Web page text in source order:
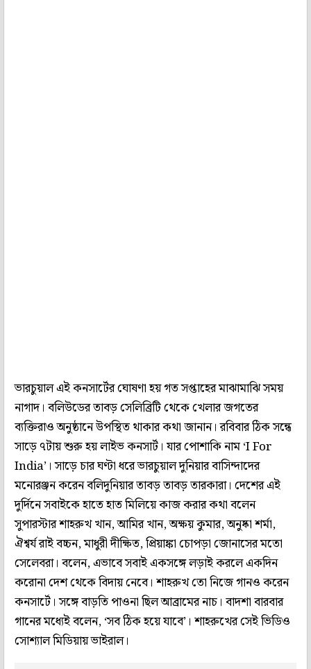
ভারচুয়াল এই কনসার্টের ঘোষণা হয় গত সপ্তাহের মাঝামাঝি সময়
নাগাদ। বলিউডের তাবড় সেলিব্রিটি থেকে খেলার জগতের
ব্যক্তিরাও অনুষ্ঠানে উপস্থিত থাকার কথা জানান। রবিবার ঠিক সন্ধে
সাড়ে ৭টায় শুরু হয় লাইভ কনসার্ট। যার পোশাকি নাম ‘I For
India’। সাড়ে চার ঘণ্টা ধরে ভারচুয়াল দুনিয়ার বাসিন্দাদের
মনোরঞ্জন করেন বলিদুনিয়ার তাবড় তাবড় তারকারা। দেশের এই
দুর্দিনে সবাইকে হাতে হাত মিলিয়ে কাজ করার কথা বলেন
সুপারস্টার শাহরুখ খান, আমির খান, অক্ষয় কুমার, অনুষ্কা শর্মা,
ঐশ্বর্য রাই বচ্চন, মাধুরী দীক্ষিত, প্রিয়াঙ্কা চোপড়া জোনাসের মতো
সেলেবরা। বলেন, এভাবে সবাই একসঙ্গে লড়াই করলে একদিন
করোনা দেশ থেকে বিদায় নেবে। শাহরুখ তো নিজে গানও করেন
কনসার্টে। সঙ্গে বাড়তি পাওনা ছিল আব্রামের নাচ। বাদশা বারবার
গানের মধ্যেই বলেন, ‘সব ঠিক হয়ে যাবে’। শাহরুখের সেই ভিডিও
সোশ্যাল মিডিয়ায় ভাইরাল।